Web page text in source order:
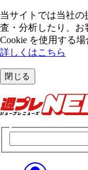
当サイトでは当社の
査・分析したり、お
Cookie を使⽤する場
詳しくはこちら
閉じる